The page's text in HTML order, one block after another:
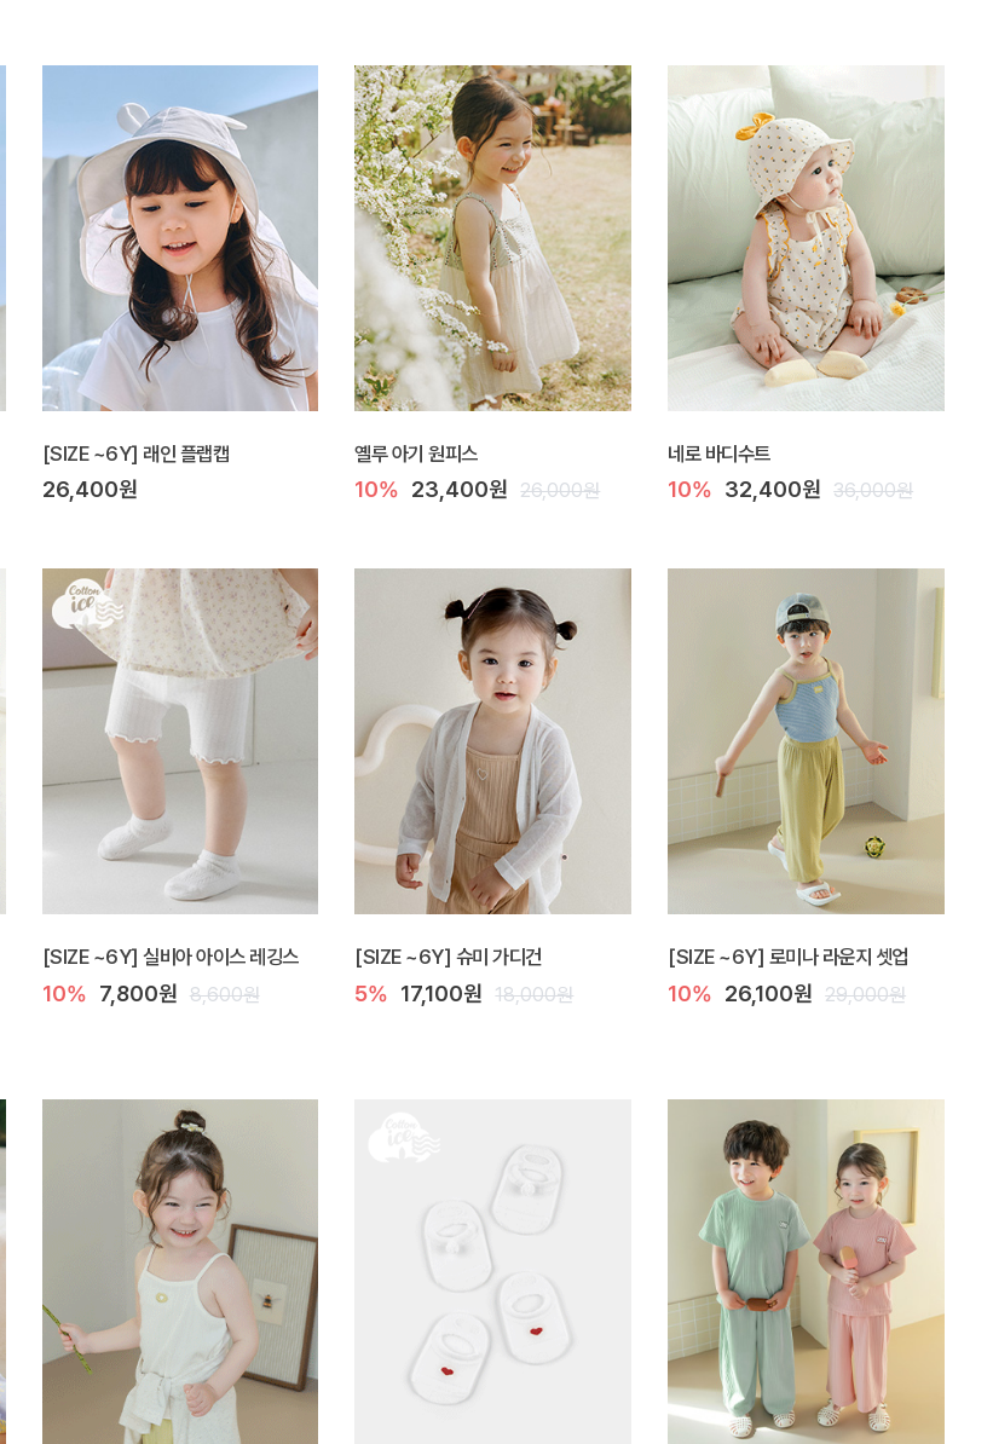
[SIZE ~6Y] 래인 플랩캡
26,400원
옐루 아기 원피스
10% 23,400원 26,000원
네로 바디수트
10% 32,400원 36,000원
[SIZE ~6Y] 실비아 아이스 레깅스
10% 7,800원 8,600원
[SIZE ~6Y] 슈미 가디건
5% 17,100원 18,000원
[SIZE ~6Y] 로미나 라운지 셋업
10% 26,100원 29,000원